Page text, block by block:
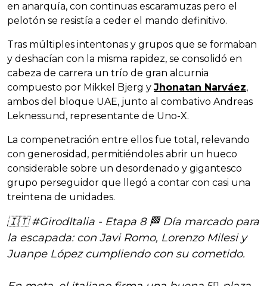
en anarquía, con continuas escaramuzas pero el
pelotón se resistía a ceder el mando definitivo.
Tras múltiples intentonas y grupos que se formaban
y deshacían con la misma rapidez, se consolidó en
cabeza de carrera un trío de gran alcurnia
compuesto por Mikkel Bjerg y Jhonatan Narváez,
ambos del bloque UAE, junto al combativo Andreas
Leknessund, representante de Uno-X.
La compenetración entre ellos fue total, relevando
con generosidad, permitiéndoles abrir un hueco
considerable sobre un desordenado y gigantesco
grupo perseguidor que llegó a contar con casi una
treintena de unidades.
🇮🇹#GirodItalia - Etapa 8 🏁 Día marcado para
la escapada: con Javi Romo, Lorenzo Milesi y
Juanpe López cumpliendo con su cometido.